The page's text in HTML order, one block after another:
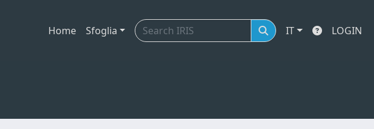
Home Sfoglia IT LOGIN